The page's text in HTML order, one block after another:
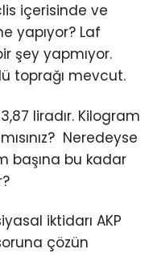
içerisinde ve
yapıyor? Laf
şey yapmıyor.
toprağı mevcut.
liradır. Kilogram
Neredeyse
başına bu kadar
iktidarı AKP
çözün